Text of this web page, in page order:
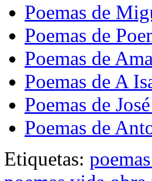
Poemas de
Poemas de
Poemas de
Poemas de A
Poemas de
Poemas de
Etiquetas: